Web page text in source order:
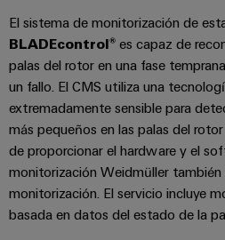
industria
marítima
Energía
eólica
Excelencia
operativa
en
energía
eólica
Energía
Workplace
solutions
Sistemas
y
soluciones
Automatización
asistencia
Distribution
boxes
Electrónica
Relés
y
Soporte
técnico
Cumplimiento
medioambiental
de
los
productos
PSIRT
Prensa
Company
News
Notas
de
prensa
El sistema de monitorización de
BLADEcontrol® es capaz de
palas del rotor en una fase
un fallo. El CMS utiliza una
extremadamente sensible para
más pequeños en las palas del
de proporcionar el hardware y el
monitorización Weidmüller
monitorización. El servicio incluye
basada en datos del estado de la